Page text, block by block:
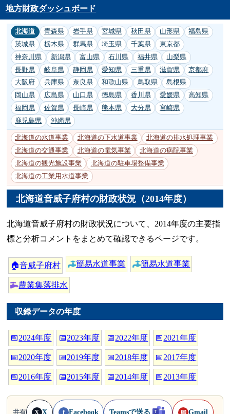
地方財政ダッシュボード
北海道 青森県 岩手県 宮城県 秋田県 山形県
福島県
茨城県
栃木県 群馬県 埼玉県 千葉県
東京都
神奈川県
新潟県 富山県 石川県 福井県
山梨県
長野県
岐阜県 静岡県 愛知県 三重県 滋賀県
京都府
大阪府
兵庫県 奈良県 和歌山県 鳥取県
島根県
岡山県
広島県 山口県 徳島県 香川県 愛媛県
高知県
福岡県
佐賀県 長崎県 熊本県 大分県
宮崎県
鹿児島県
沖縄県
北海道の水道事業 北海道の下水道事業
北海道の排水処理事業
北海道の交通事業
北海道の電気事業
北海道の病院事業
北海道の観光施設事業
北海道の駐車場整備事業
北海道の工業用水道事業
北海道音威子府村の財政状況（2014年度）
北海道音威子府村の財政状況について、2014年度の主要指
標と分析コメントをまとめて確認できるページです。
🏠音威子府村 簡易水道事業 簡易水道事業
農業集落排水
収録データの年度
📅2024年度 📅2023年度 📅2022年度 📅2021年度
📅2020年度 📅2019年度 📅2018年度 📅2017年度
📅2016年度 📅2015年度 📅2014年度 📅2013年度
共有 X X f Facebook Teamsで送る ✉ Gmail